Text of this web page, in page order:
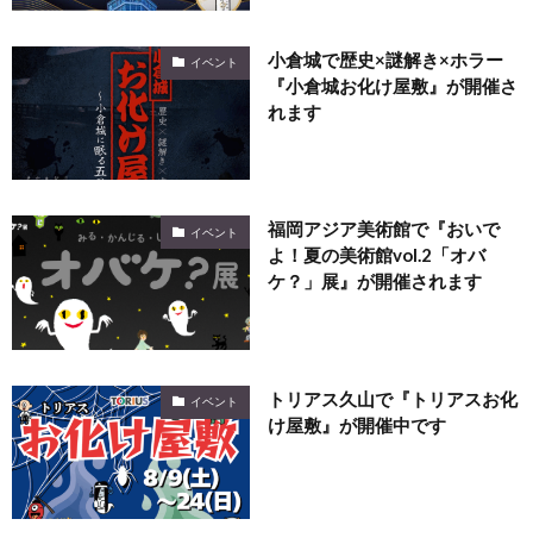
イベント
小倉城で歴史×謎解き×ホラー
『小倉城お化け屋敷』が開催さ
れます
イベント
福岡アジア美術館で『おいで
よ！夏の美術館vol.2「オバ
ケ？」展』が開催されます
イベント
トリアス久山で『トリアスお化
け屋敷』が開催中です